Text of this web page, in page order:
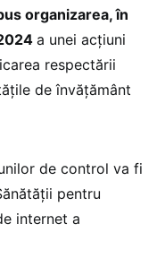
organizarea, în
a unei acțiuni
respectării
de învățământ
de control va fi
pentru
internet a